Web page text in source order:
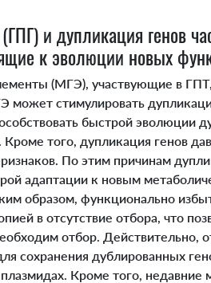
и дупликация генов
к эволюции новых
(МГЭ), участвующие в ГПТ,
может стимулировать
быстрой эволюции
того, дупликация генов
По этим причинам
адаптации к новым
образом, функционально
в отсутствие отбора, что
отбор. Действительно,
сохранения дублированных
Кроме того,